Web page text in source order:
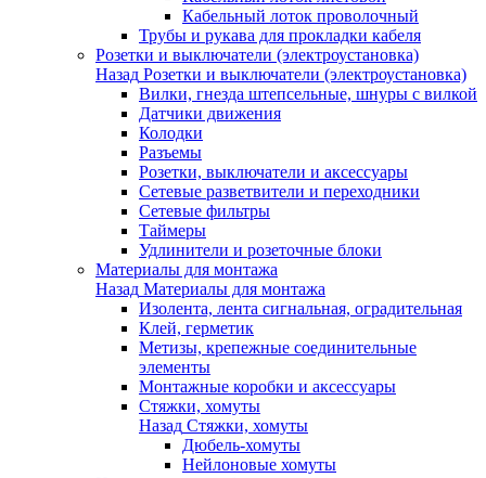
Кабельный лоток проволочный
Трубы и рукава для прокладки кабеля
Розетки и выключатели (электроустановка)
Назад Розетки и выключатели (электроустановка)
Вилки, гнезда штепсельные, шнуры с вилкой
Датчики движения
Колодки
Разъемы
Розетки, выключатели и аксессуары
Сетевые разветвители и переходники
Сетевые фильтры
Таймеры
Удлинители и розеточные блоки
Материалы для монтажа
Назад Материалы для монтажа
Изолента, лента сигнальная, оградительная
Клей, герметик
Метизы, крепежные соединительные
элементы
Монтажные коробки и аксессуары
Стяжки, хомуты
Назад Стяжки, хомуты
Дюбель-хомуты
Нейлоновые хомуты